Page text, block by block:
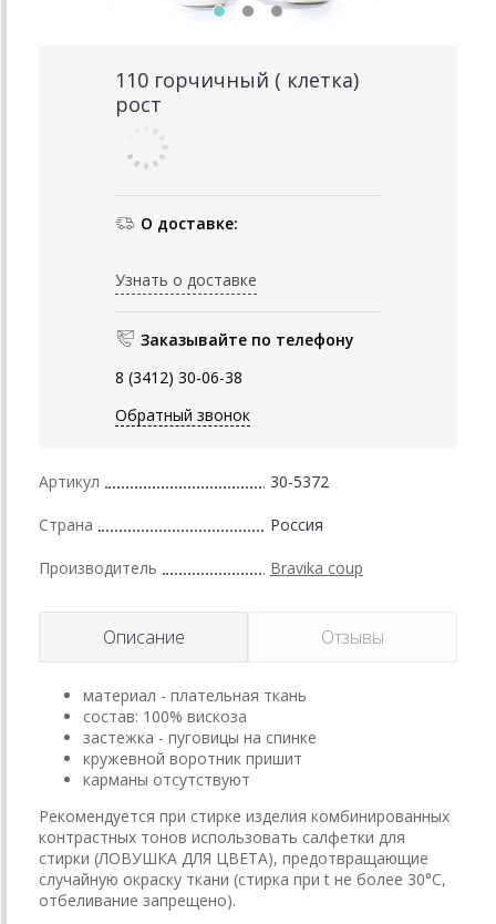
110 горчичный ( клетка)
рост
О доставке:
Узнать о доставке
Заказывайте по телефону
8 (3412) 30-06-38
Обратный звонок
Артикул 30-5372
Страна Россия
Производитель Bravika coup
Описание Отзывы
материал - плательная ткань
состав: 100% вискоза
застежка - пуговицы на спинке
кружевной воротник пришит
карманы отсутствуют
Рекомендуется при стирке изделия комбинированных
контрастных тонов использовать салфетки для
стирки (ЛОВУШКА ДЛЯ ЦВЕТА), предотвращающие
случайную окраску ткани (стирка при t не более 30°C,
отбеливание запрещено).